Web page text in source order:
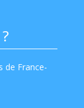
de France-